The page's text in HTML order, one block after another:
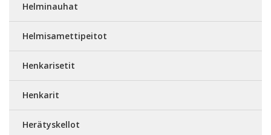
Helminauhat
Helmisamettipeitot
Henkarisetit
Henkarit
Herätyskellot